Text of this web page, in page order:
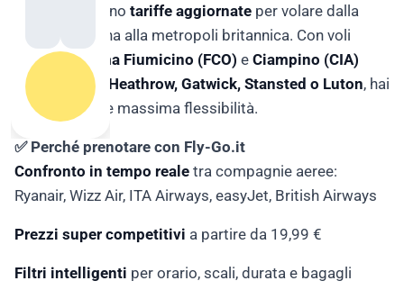
trovi ogni giorno tariffe aggiornate per volare dalla
capitale italiana alla metropoli britannica. Con voli
diretti daRoma Fiumicino (FCO) e Ciampino (CIA)
verso
Londra Heathrow, Gatwick, Stansted o Luton, hai
ampia scelta e massima flessibilità.
✅ Perché prenotare con Fly-Go.it
Confronto in tempo reale tra compagnie aeree:
Ryanair, Wizz Air, ITA Airways, easyJet, British Airways
Prezzi super competitivi a partire da 19,99 €
Filtri intelligenti per orario, scali, durata e bagagli